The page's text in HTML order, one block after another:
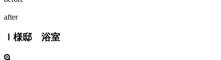
after
Ｉ様邸 浴室